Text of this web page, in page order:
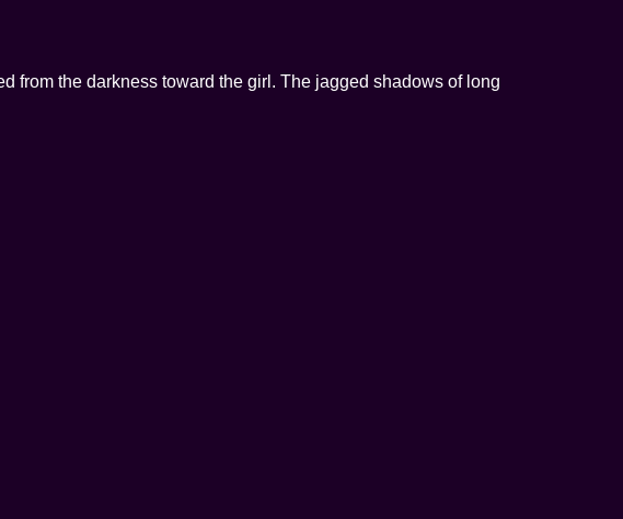
from the darkness toward the girl. The jagged shadows of long